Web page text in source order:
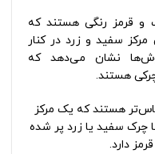
و قرمز رنگی هستند که
سفید و زرد در کنار
نشان می‌دهد که
هستند.
هستند که یک مرکز
چرک سفید یا زرد پر شده
دارد.